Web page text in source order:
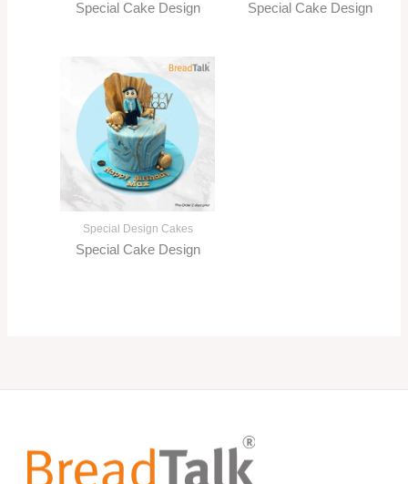
Special Cake Design Special Cake Design
Special Design Cakes
Special Cake Design